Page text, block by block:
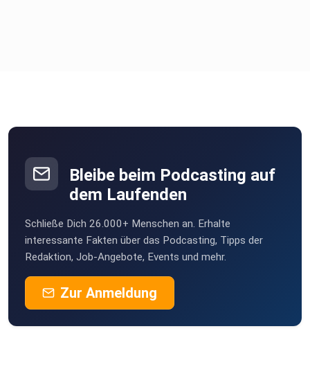
Bleibe beim Podcasting auf
dem Laufenden
Schließe Dich 26.000+ Menschen an. Erhalte
interessante Fakten über das Podcasting, Tipps der
Redaktion, Job-Angebote, Events und mehr.
Zur Anmeldung